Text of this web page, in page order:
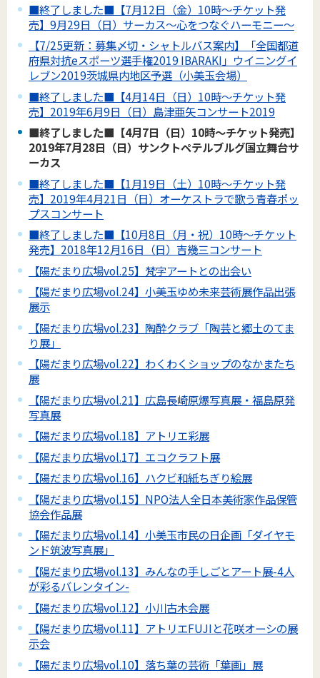
■終了しました■【7月12日（金）10時～チケット発
売】9月29日（日）サーカス～心をつなぐハーモニー～
【7/25更新：募集〆切・シャトルバス案内】「全国都道
府県対抗eスポーツ選手権2019 IBARAKI」ウイニングイ
レブン2019茨城県内地区予選（小美玉会場）
■終了しました■【4月14日（日）10時～チケット発
売】2019年6月9日（日）島津亜矢コンサート2019
■終了しました■【4月7日（日）10時～チケット発売】
2019年7月28日（日）サンクトペテルブルグ国立舞台サ
ーカス
■終了しました■【1月19日（土）10時～チケット発
売】2019年4月21日（日）オーケストラで歌う青春ポッ
プスコンサート
■終了しました■【10月8日（月・祝）10時～チケット
発売】2018年12月16日（日）吉幾三コンサート
【陽だまり広場vol.25】梵字アートとの出会い
【陽だまり広場vol.24】小美玉ゆめ未来芸術展作品出張
展示
【陽だまり広場vol.23】陶酔クラブ「陶芸と郷土のてま
り展」
【陽だまり広場vol.22】わくわくショップのなかまたち
展
【陽だまり広場vol.21】広島長崎原爆写真展・福島原発
写真展
【陽だまり広場vol.18】アトリエ彩展
【陽だまり広場vol.17】エコクラフト展
【陽だまり広場vol.16】ハクビ和紙ちぎり絵展
【陽だまり広場vol.15】NPO法人全日本美術家作品保管
協会作品展
【陽だまり広場vol.14】小美玉市民の日企画「ダイヤモ
ンド筑波写真展」
【陽だまり広場vol.13】みんなの手しごとアート展-4人
が彩るバレンタイン-
【陽だまり広場vol.12】小川古木会展
【陽だまり広場vol.11】アトリエFUJIと花咲オーシの展
示会
【陽だまり広場vol.10】落ち葉の芸術「葉画」展